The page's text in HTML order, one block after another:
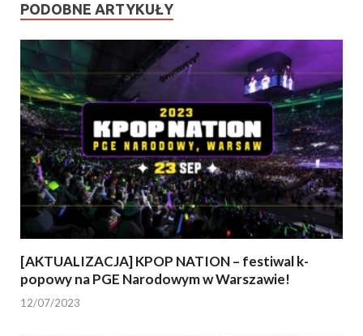
PODOBNE ARTYKUŁY
[AKTUALIZACJA] KPOP NATION – festiwal k-
popowy na PGE Narodowym w Warszawie!
12/07/2023